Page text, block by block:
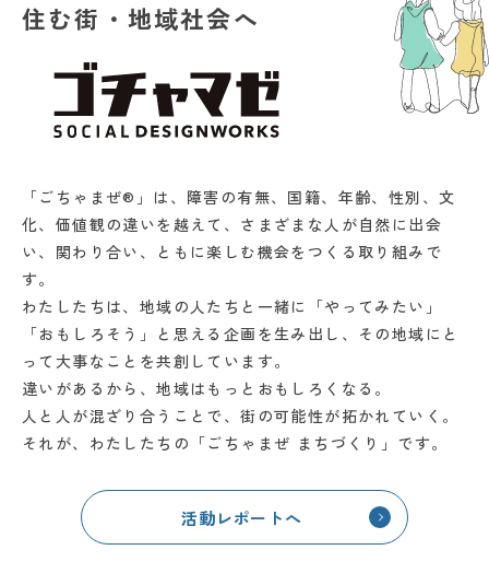
住む街・地域社会へ
「ごちゃまぜ®」は、障害の有無、国籍、年齢、性別、文
化、価値観の違いを越えて、さまざまな人が自然に出会
い、関わり合い、ともに楽しむ機会をつくる取り組みで
す。
わたしたちは、地域の人たちと一緒に「やってみたい」
「おもしろそう」と思える企画を生み出し、その地域にと
って大事なことを共創しています。
違いがあるから、地域はもっとおもしろくなる。
人と人が混ざり合うことで、街の可能性が拓かれていく。
それが、わたしたちの「ごちゃまぜ まちづくり」です。
活動レポートへ